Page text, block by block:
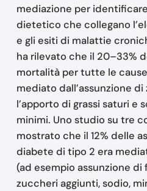
mediazione per
dietetico che collegano
e gli esiti di malattie
ha rilevato che il 20–33%
mortalità per tutte le
mediato dall’assunzione
l’apporto di grassi saturi e
minimi. Uno studio su tre
mostrato che il 12% delle
diabete di tipo 2 era
(ad esempio assunzione
zuccheri aggiunti, sodio,